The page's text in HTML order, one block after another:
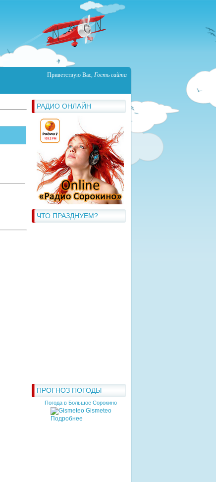
Приветствую Вас, Гость сайта
РАДИО ОНЛАЙН
ЧТО ПРАЗДНУЕМ?
ПРОГНОЗ ПОГОДЫ
Погода в Большое Сорокино
Gismeteo
Подробнее